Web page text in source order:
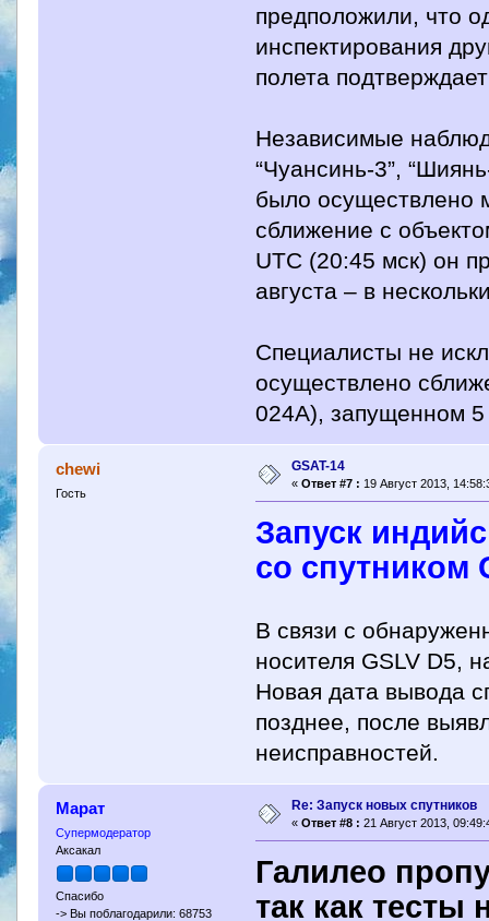
предположили, что
инспектирования
полета
Независимые
“Чуансинь-3”,
было осуществлено
сближение с
UTC (20:45 мск) он
августа – в
Специалисты не
осуществлено
024А), запущенном 5
chewi
Гость
GSAT-14
« Ответ #7 : 19 Август 2013,
Запуск
со спутником
В связи с
носителя GSLV D5,
Новая дата вывода
позднее, после
неисправностей.
Марат
Супермодератор
Аксакал
Спасибо
-> Вы поблагодарили: 68753
Re: Запуск новых спутников
« Ответ #8 : 21 Август 2013,
Галилео
так как тесты